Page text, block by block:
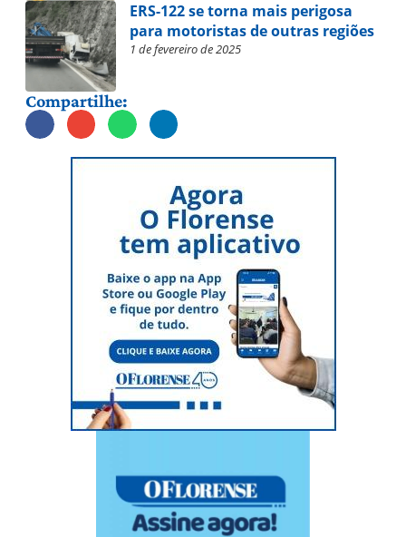
ERS-122 se torna mais perigosa
para motoristas de outras regiões
1 de fevereiro de 2025
Compartilhe: